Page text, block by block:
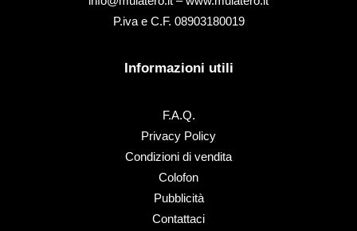
P.iva e C.F. 08903180019
Informazioni utili
F.A.Q.
Privacy Policy
Condizioni di vendita
Colofon
Pubblicità
Contattaci